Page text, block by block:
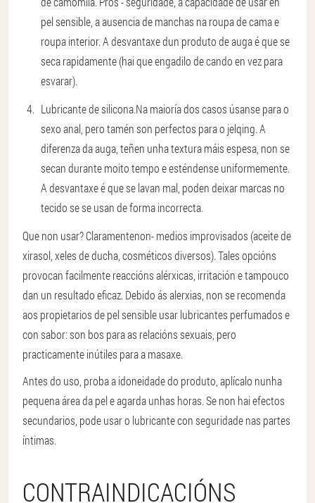
pel sensible, a ausencia de manchas na roupa de cama e
roupa interior. A desvantaxe dun produto de auga é que se
seca rapidamente (hai que engadilo de cando en vez para
esvarar).
Lubricante de silicona.Na maioría dos casos úsanse para o
sexo anal, pero tamén son perfectos para o jelqing. A
diferenza da auga, teñen unha textura máis espesa, non se
secan durante moito tempo e esténdense uniformemente.
A desvantaxe é que se lavan mal, poden deixar marcas no
tecido se se usan de forma incorrecta.
Que non usar? Claramentenon- medios improvisados (aceite de
xirasol, xeles de ducha, cosméticos diversos). Tales opcións
provocan facilmente reaccións alérxicas, irritación e tampouco
dan un resultado eficaz. Debido ás alerxias, non se recomenda
aos propietarios de pel sensible usar lubricantes perfumados e
con sabor: son bos para as relacións sexuais, pero
practicamente inútiles para a masaxe.
Antes do uso, proba a idoneidade do produto, aplícalo nunha
pequena área da pel e agarda unhas horas. Se non hai efectos
secundarios, pode usar o lubricante con seguridade nas partes
íntimas.
CONTRAINDICACIÓNS